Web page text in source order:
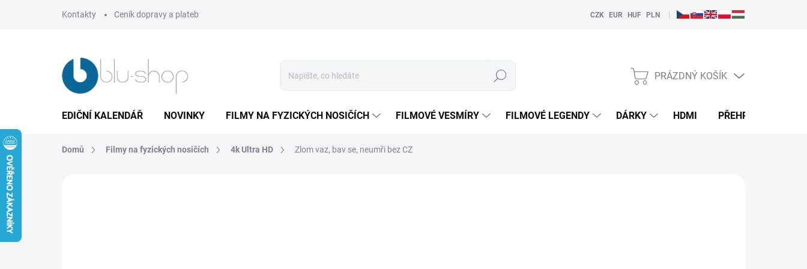
Kontakty Ceník dopravy a plateb CZK EUR HUF PLN |
Hledat
NÁKUPNÍ
PRÁZDNÝ KOŠÍK
EDIČNÍ KALENDÁŘ NOVINKY FILMY NA FYZICKÝCH NOSIČÍCH FILMOVÉ VESMÍRY FILMOVÉ LEGENDY DÁRKY HDMI PŘEHRÁVAČE
Domů Filmy na fyzických nosičích 4k Ultra HD Zlom vaz, bav se, neumři bez CZ